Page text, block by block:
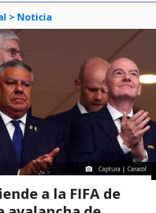
> Noticia
Captura | Caracol
a la FIFA de